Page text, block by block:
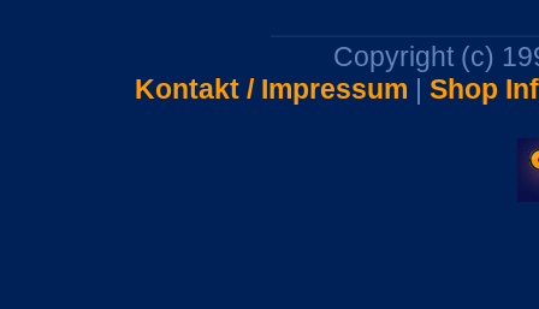
Copyright (c)
Kontakt / Impressum | Shop